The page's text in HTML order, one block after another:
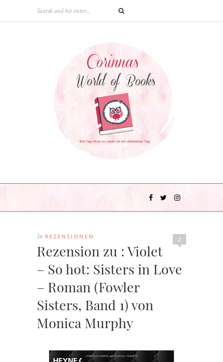
2
In REZENSIONEN
Rezension zu : Violet
– So hot: Sisters in Love
– Roman (Fowler
Sisters, Band 1) von
Monica Murphy